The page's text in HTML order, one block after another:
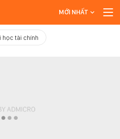
MỚI NHẤT
học tài chính